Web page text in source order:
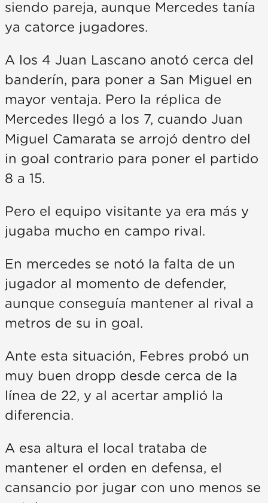
siendo pareja, aunque Mercedes tanía
ya catorce jugadores.
A los 4 Juan Lascano anotó cerca del
banderín, para poner a San Miguel en
mayor ventaja. Pero la réplica de
Mercedes llegó a los 7, cuando Juan
Miguel Camarata se arrojó dentro del
in goal contrario para poner el partido
8 a 15.
Pero el equipo visitante ya era más y
jugaba mucho en campo rival.
En mercedes se notó la falta de un
jugador al momento de defender,
aunque conseguía mantener al rival a
metros de su in goal.
Ante esta situación, Febres probó un
muy buen dropp desde cerca de la
línea de 22, y al acertar amplió la
diferencia.
A esa altura el local trataba de
mantener el orden en defensa, el
cansancio por jugar con uno menos se